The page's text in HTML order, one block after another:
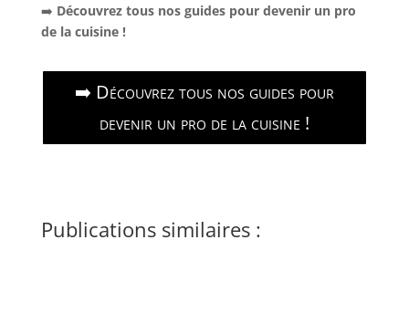
➡️ Découvrez tous nos guides pour devenir un pro
de la cuisine !
➡️ Découvrez tous nos guides pour
devenir un pro de la cuisine !
Publications similaires :